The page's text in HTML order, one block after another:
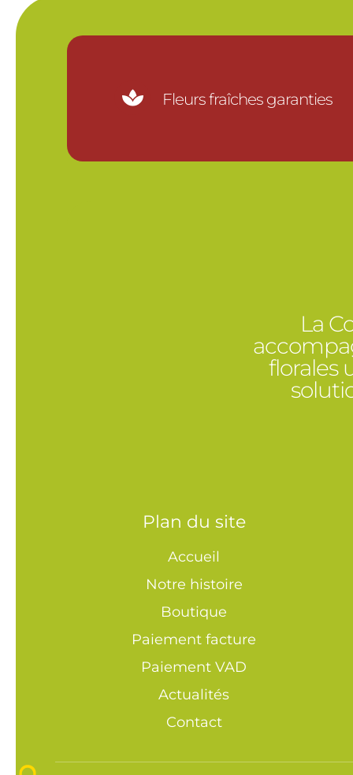
 Fleurs fraîches garanties
La
florales
Plan du site
Accueil
Notre histoire
Boutique
Paiement facture
Paiement VAD
Actualités
Contact